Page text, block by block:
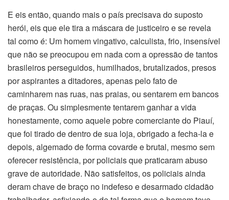
E eis então, quando mais o país precisava do suposto
herói, eis que ele tira a máscara de justiceiro e se revela
tal como é: Um homem vingativo, calculista, frio, insensível
que não se preocupou em nada com a opressão de tantos
brasileiros perseguidos, humilhados, brutalizados, presos
por aspirantes a ditadores, apenas pelo fato de
caminharem nas ruas, nas praias, ou sentarem em bancos
de praças. Ou simplesmente tentarem ganhar a vida
honestamente, como aquele pobre comerciante do Piauí,
que foi tirado de dentro de sua loja, obrigado a fecha-la e
depois, algemado de forma covarde e brutal, mesmo sem
oferecer resistência, por policiais que praticaram abuso
grave de autoridade. Não satisfeitos, os policiais ainda
deram chave de braço no indefeso e desarmado cidadão